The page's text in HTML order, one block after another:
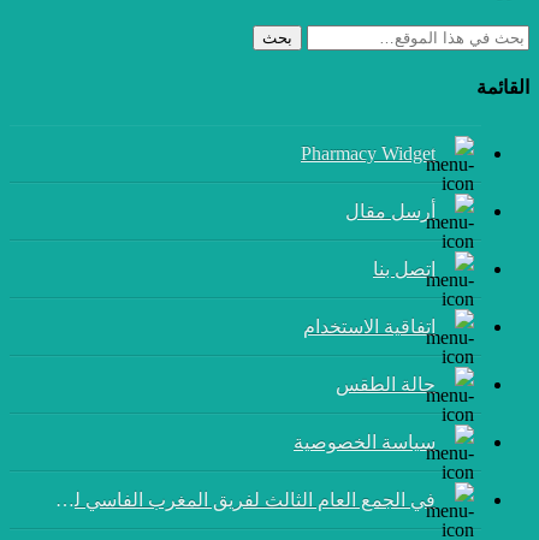
بحث
القائمة
Pharmacy Widget
أرسل مقال
إتصل بنا
اتفاقية الاستخدام
حالة الطقس
سياسة الخصوصية
في الجمع العام الثالث لفريق المغرب الفاسي لكرة القدم: